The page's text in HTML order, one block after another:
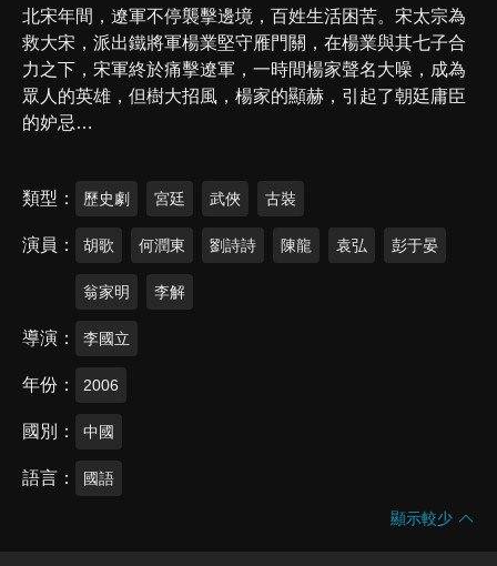
北宋年間，遼軍不停襲擊邊境，百姓生活困苦。宋太宗為
救大宋，派出鐵將軍楊業堅守雁門關，在楊業與其七子合
力之下，宋軍終於痛擊遼軍，一時間楊家聲名大噪，成為
眾人的英雄，但樹大招風，楊家的顯赫，引起了朝廷庸臣
的妒忌…
類型 歷史劇 宮廷 武俠 古裝
演員 胡歌 何潤東 劉詩詩 陳龍 袁弘 彭于晏
翁家明 李解
導演 李國立
年份 2006
國別 中國
語言 國語
顯示較少